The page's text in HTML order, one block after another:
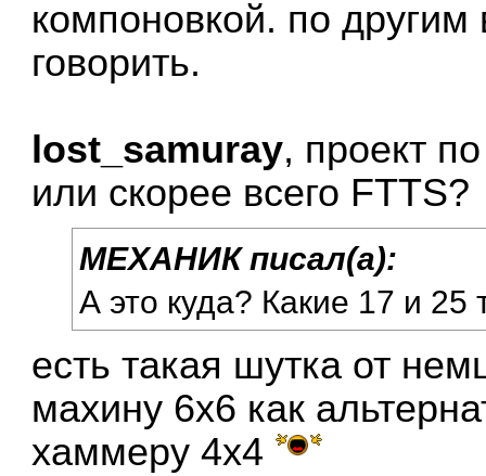
компоновкой. по
говорить.
lost_samuray, проект
или скорее всего FTTS?
МЕХАНИК писал(а):
А это куда? Какие 17 и 25
есть такая шутка от
махину 6х6 как
хаммеру 4х4